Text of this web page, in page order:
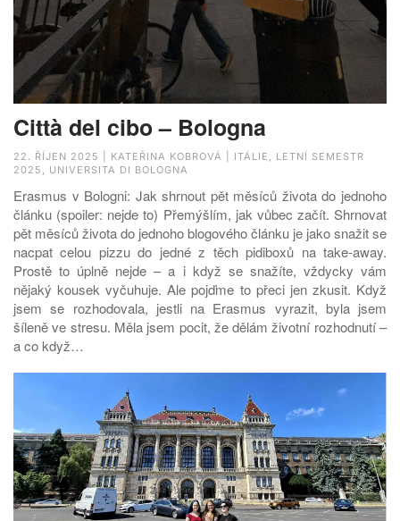
Città del cibo – Bologna
22. ŘÍJEN 2025 | KATEŘINA KOBROVÁ | ITÁLIE, LETNÍ SEMESTR
2025, UNIVERSITA DI BOLOGNA
Erasmus v Bologni: Jak shrnout pět měsíců života do jednoho
článku (spoiler: nejde to) Přemýšlím, jak vůbec začít. Shrnovat
pět měsíců života do jednoho blogového článku je jako snažit se
nacpat celou pizzu do jedné z těch pidiboxů na take-away.
Prostě to úplně nejde – a i když se snažíte, vždycky vám
nějaký kousek vyčuhuje. Ale pojďme to přeci jen zkusit. Když
jsem se rozhodovala, jestli na Erasmus vyrazit, byla jsem
šíleně ve stresu. Měla jsem pocit, že dělám životní rozhodnutí –
a co když…